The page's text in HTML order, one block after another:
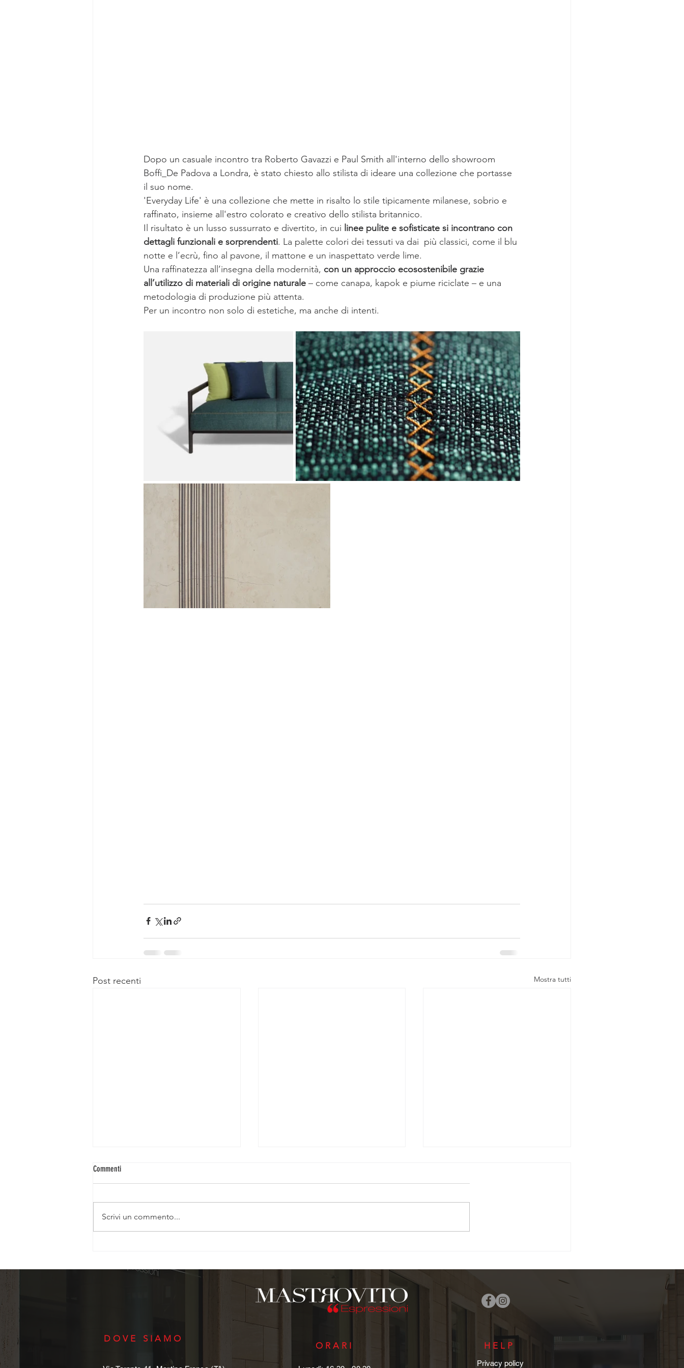
Dopo un casuale incontro tra Roberto Gavazzi e Paul Smith all'interno dello showroom
Boffi_De Padova a Londra, è stato chiesto allo stilista di ideare una collezione che portasse
il suo nome.
'Everyday Life' è una collezione che mette in risalto lo stile tipicamente milanese, sobrio e
raffinato, insieme all'estro colorato e creativo dello stilista britannico.
Il risultato è un lusso sussurrato e divertito, in cui linee pulite e sofisticate si incontrano con
dettagli funzionali e sorprendenti. La palette colori dei tessuti va dai  più classici, come il blu
notte e l’ecrù, fino al pavone, il mattone e un inaspettato verde lime.
Una raffinatezza all’insegna della modernità, con un approccio ecosostenibile grazie
all’utilizzo di materiali di origine naturale – come canapa, kapok e piume riciclate – e una
metodologia di produzione più attenta.
Per un incontro non solo di estetiche, ma anche di intenti.
Post recenti Mostra tutti
TRAIETTORIE SOCIALI
Tavolini Cicladi
Commenti
Scrivi un commento...
DOVE SIAMO
ORARI HELP
Privacy policy